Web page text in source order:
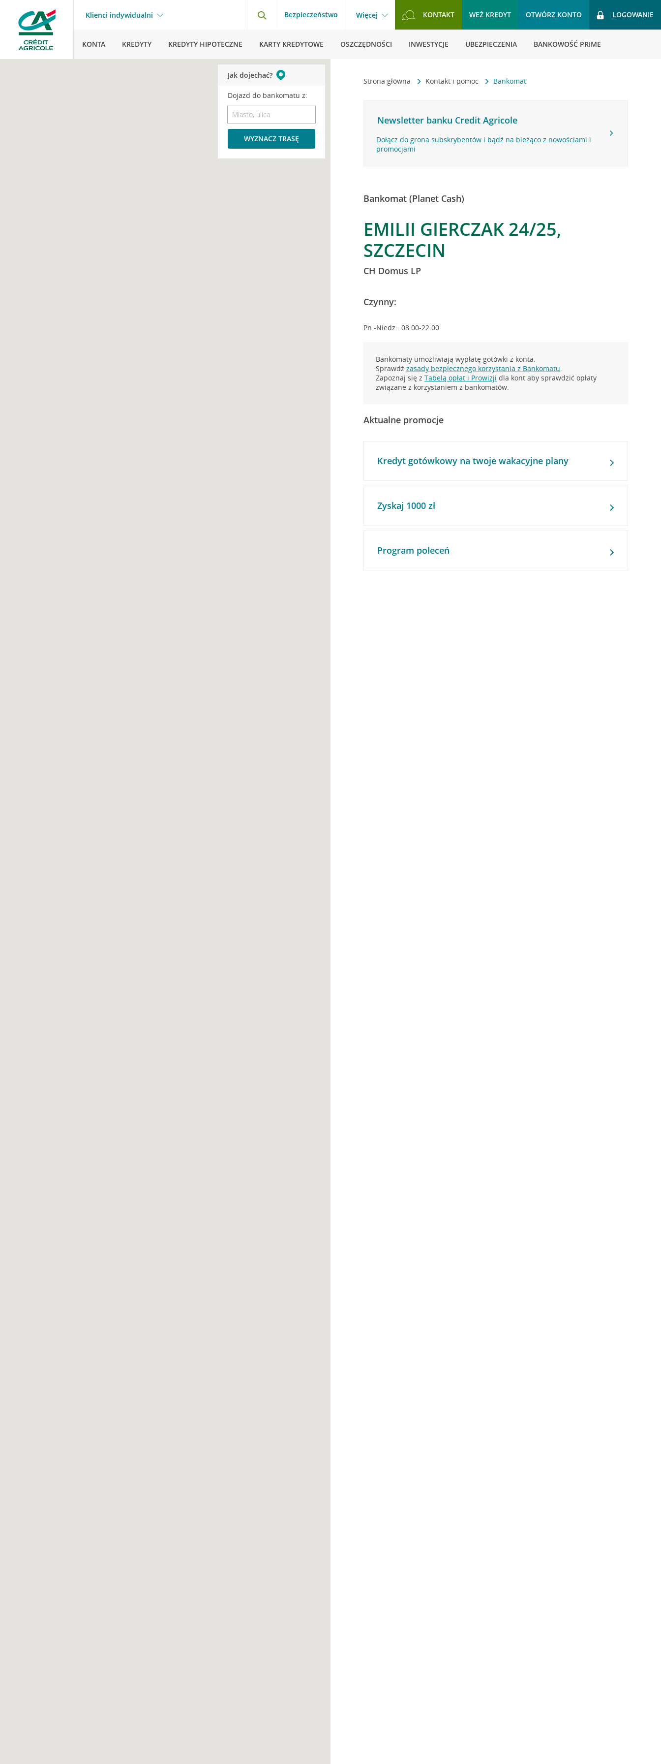
Klienci indywidualni Bezpieczeństwo Więcej KONTAKT WEŹ KREDYT OTWÓRZ KONTO LOGOWANIE
KONTA KREDYTY KREDYTY HIPOTECZNE KARTY KREDYTOWE OSZCZĘDNOŚCI INWESTYCJE UBEZPIECZENIA BANKOWOŚĆ PRIME
Strona główna Kontakt i pomoc Bankomat
Newsletter banku Credit Agricole
Dołącz do grona subskrybentów i bądź na bieżąco z nowościami i
promocjami
Bankomat (Planet Cash)
EMILII GIERCZAK 24/25,
SZCZECIN
CH Domus LP
Czynny:
Pn.-Niedz.: 08:00-22:00
Bankomaty umożliwiają wypłatę gotówki z konta.
Sprawdźzasady bezpiecznego korzystania z Bankomatu.
Zapoznaj się zTabelą opłat i Prowizji dla kont aby sprawdzić opłaty
związane z korzystaniem z bankomatów.
Aktualne promocje
Kredyt gotówkowy na twoje wakacyjne plany
Zyskaj 1000 zł
Program poleceń
Jak dojechać?
Dojazd do bankomatu z:
WYZNACZ TRASĘ